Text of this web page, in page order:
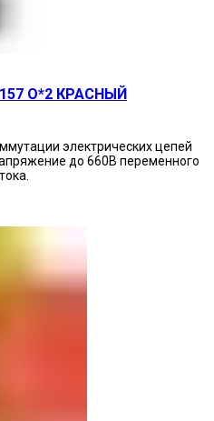
О*2 КРАСНЫЙ
электрических цепей
до 660В переменного